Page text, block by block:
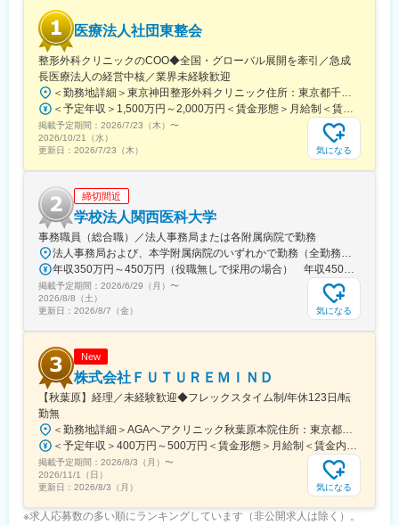
医療法人社団東整会
整形外科クリニックのCOO◆全国・グローバル展開を牽引／急成
長医療法人の経営中核／業界未経験歓迎
＜勤務地詳細＞東京神田整形外科クリニック住所：東京都千代田区鍛冶町2丁目8-6 メディカルプライム神田3F勤務地最寄駅：JR山手線／神田駅受動喫煙対策：屋内全面禁煙変更の範囲：会社の定める事業所
＜予定年収＞1,500万円～2,000万円＜賃金形態＞月給制＜賃金内訳＞月額（基本給）：1,200,000円～1,500,000円＜月給＞1,200,000円～1,500,000円＜昇給有無＞有＜残業手当＞有＜給与補足＞※経験やスキルを考慮して決定します。■昇給：年1回■賞与：年2回賃金はあくまでも目安の金額であり、選考を通じて上下する可能性があります。月給(月額)は固定手当を含めた表記です。
掲載予定期間： 2026/7/23（木） 〜
2026/10/21（水）
更新日： 2026/7/23（木） 気になる
締切間近
学校法人関西医科大学
事務職員（総合職）／法人事務局または各附属病院で勤務
法人事務局および、本学附属病院のいずれかで勤務（全勤務地、最寄り駅から徒歩5分以内）【関西医科大学 法人事務局】大阪府枚方市新町2丁目5-1■京阪本線 枚方市駅～徒歩5分※京阪 枚方市駅まで…・京阪 京橋駅から特急乗車14分・京阪 中書島駅から特急乗車16分【附属病院】大阪府枚方市新町2丁目3-1■京阪本線 枚方市駅～徒歩3分【総合医療センター】大阪府守口市文園町10-15■京阪本線 滝井駅～徒歩3分■地下鉄谷町線・今里筋線 太子橋今市駅～徒歩5分 ※京阪 滝井駅まで… ・京阪 京橋駅から各停乗車9分 ※谷町線 太子橋今市駅まで…・谷町線 大日駅から乗車8分・谷町線 東梅田駅から乗車13分【香里病院】大阪府寝屋川市香里本通町8-45■京阪本線 香里園駅～徒歩1分 ※京阪 香里園駅まで… ・京阪 京橋駅・樟葉駅から準急乗車15分 ・京阪中書島駅から準急乗車35分（特急乗車、枚方市駅で乗り換えると25分） ◎経験・能力など適性を考慮し配属します。 ※転居を伴う転勤なし※U・Iターン歓迎
年収350万円～450万円（役職無しで採用の場合） 年収450万円～550万円（主任級で採用の場合）
掲載予定期間： 2026/6/29（月） 〜
2026/8/8（土）
更新日： 2026/8/7（金） 気になる
New
株式会社ＦＵＴＵＲＥＭＩＮＤ
【秋葉原】経理／未経験歓迎◆フレックスタイム制/年休123日/転
勤無
＜勤務地詳細＞AGAヘアクリニック秋葉原本院住所：東京都千代田区外神田3-12-8 住友不動産秋葉原ビル9F受動喫煙対策：屋内全面禁煙変更の範囲：会社の定める事業所（リモートワーク含む）
＜予定年収＞400万円～500万円＜賃金形態＞月給制＜賃金内訳＞月額（基本給）：275,000円～350,000円＜月給＞275,000円～350,000円＜昇給有無＞有＜残業手当＞有＜給与補足＞■ 多職種手当:5万円（複数の職種をマルチに対応するスタッフへの手当） ■ 多エリア手当:4万円（複数の拠点を横断してくれるスタッフへの手当） ■ 役職手当:0～52万円■ 達成手当：0～100万円（半期評価によって増減する手当）賃金はあくまでも目安の金額であり、選考を通じて上下する可能性があります。月給(月額)は固定手当を含めた表記です。
掲載予定期間： 2026/8/3（月） 〜
2026/11/1（日）
更新日： 2026/8/3（月） 気になる
※求人応募数の多い順にランキングしています（非公開求人は除く）。